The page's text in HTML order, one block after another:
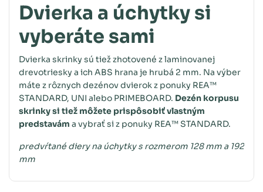
Dvierka a úchytky si
vyberáte sami
Dvierka skrinky sú tiež zhotovené z laminovanej
drevotriesky a ich ABS hrana je hrubá 2 mm. Na výber
máte z rôznych dezénov dvierok z ponuky REA™
STANDARD, UNI alebo PRIMEBOARD. Dezén korpusu
skrinky si tiež môžete prispôsobiť vlastným
predstavám a vybrať si z ponuky REA™ STANDARD.
predvŕtané diery na úchytky s rozmerom 128 mm a 192
mm